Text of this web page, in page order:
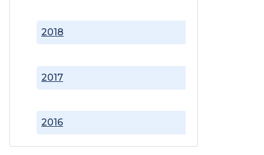
2016
2017
2018